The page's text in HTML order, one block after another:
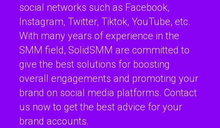
social networks such as Facebook,
Instagram, Twitter, Tiktok, YouTube, etc.
With many years of experience in the
SMM field, SolidSMM are committed to
give the best solutions for boosting
overall engagements and promoting your
brand on social media platforms. Contact
us now to get the best advice for your
brand accounts.